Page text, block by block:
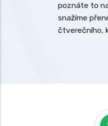
poznáte to
snažíme
čtverečního,